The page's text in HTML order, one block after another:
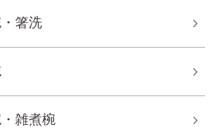
箸洗
雑煮椀